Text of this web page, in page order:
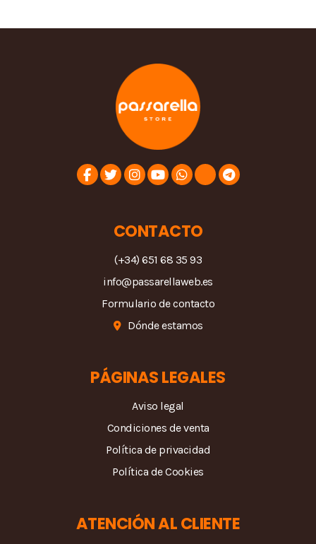
CONTACTO
(+34) 651 68 35 93
info@passarellaweb.es
Formulario de contacto
Dónde estamos
PÁGINAS LEGALES
Aviso legal
Condiciones de venta
Política de privacidad
Política de Cookies
ATENCIÓN AL CLIENTE